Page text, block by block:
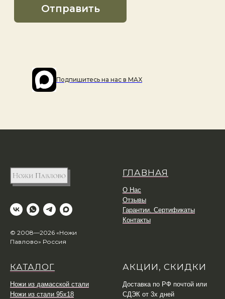
Подпишитесь на наc в MAX
© 2008—2026 «Ножи
Павлово» Россия
ГЛАВНАЯ
О Нас
Отзывы
Гарантии. Сертификаты
Контакты
КАТАЛОГ
Ножи из дамасской стали
Ножи из стали 95х18
АКЦИИ, СКИДКИ
Доставка по РФ почтой или
СДЭК от 3х дней